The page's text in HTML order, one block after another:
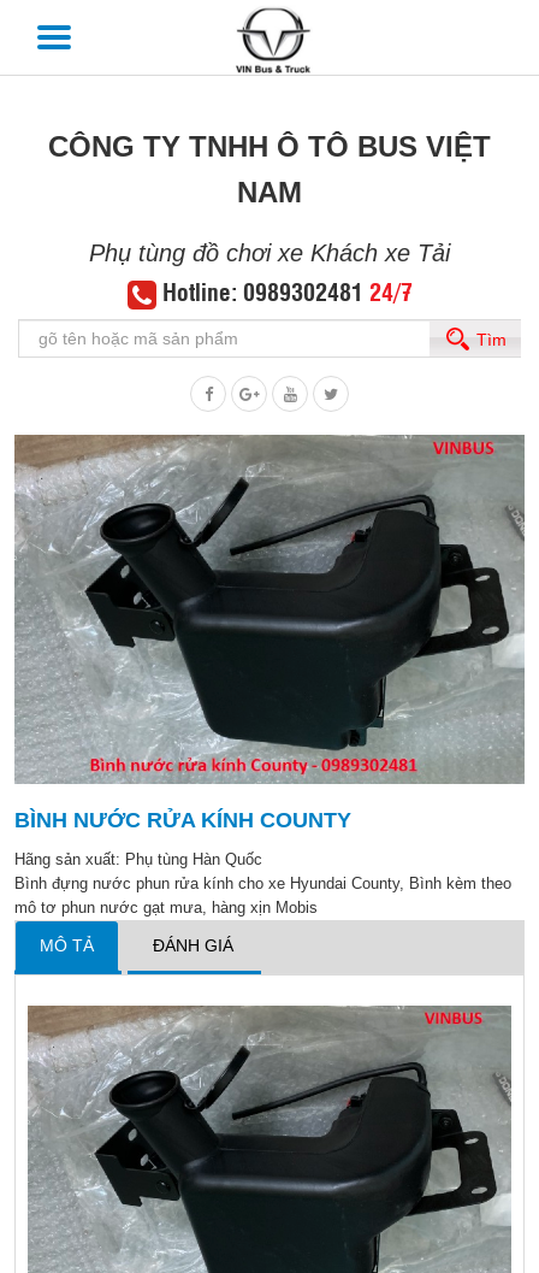
CÔNG TY TNHH Ô TÔ BUS VIỆT
NAM
Phụ tùng đồ chơi xe Khách xe Tải
Hotline: 0989302481 24/7
Tìm
BÌNH NƯỚC RỬA KÍNH COUNTY
Hãng sản xuất: Phụ tùng Hàn Quốc
Bình đựng nước phun rửa kính cho xe Hyundai County, Bình kèm theo
mô tơ phun nước gạt mưa, hàng xịn Mobis
MÔ TẢ ĐÁNH GIÁ